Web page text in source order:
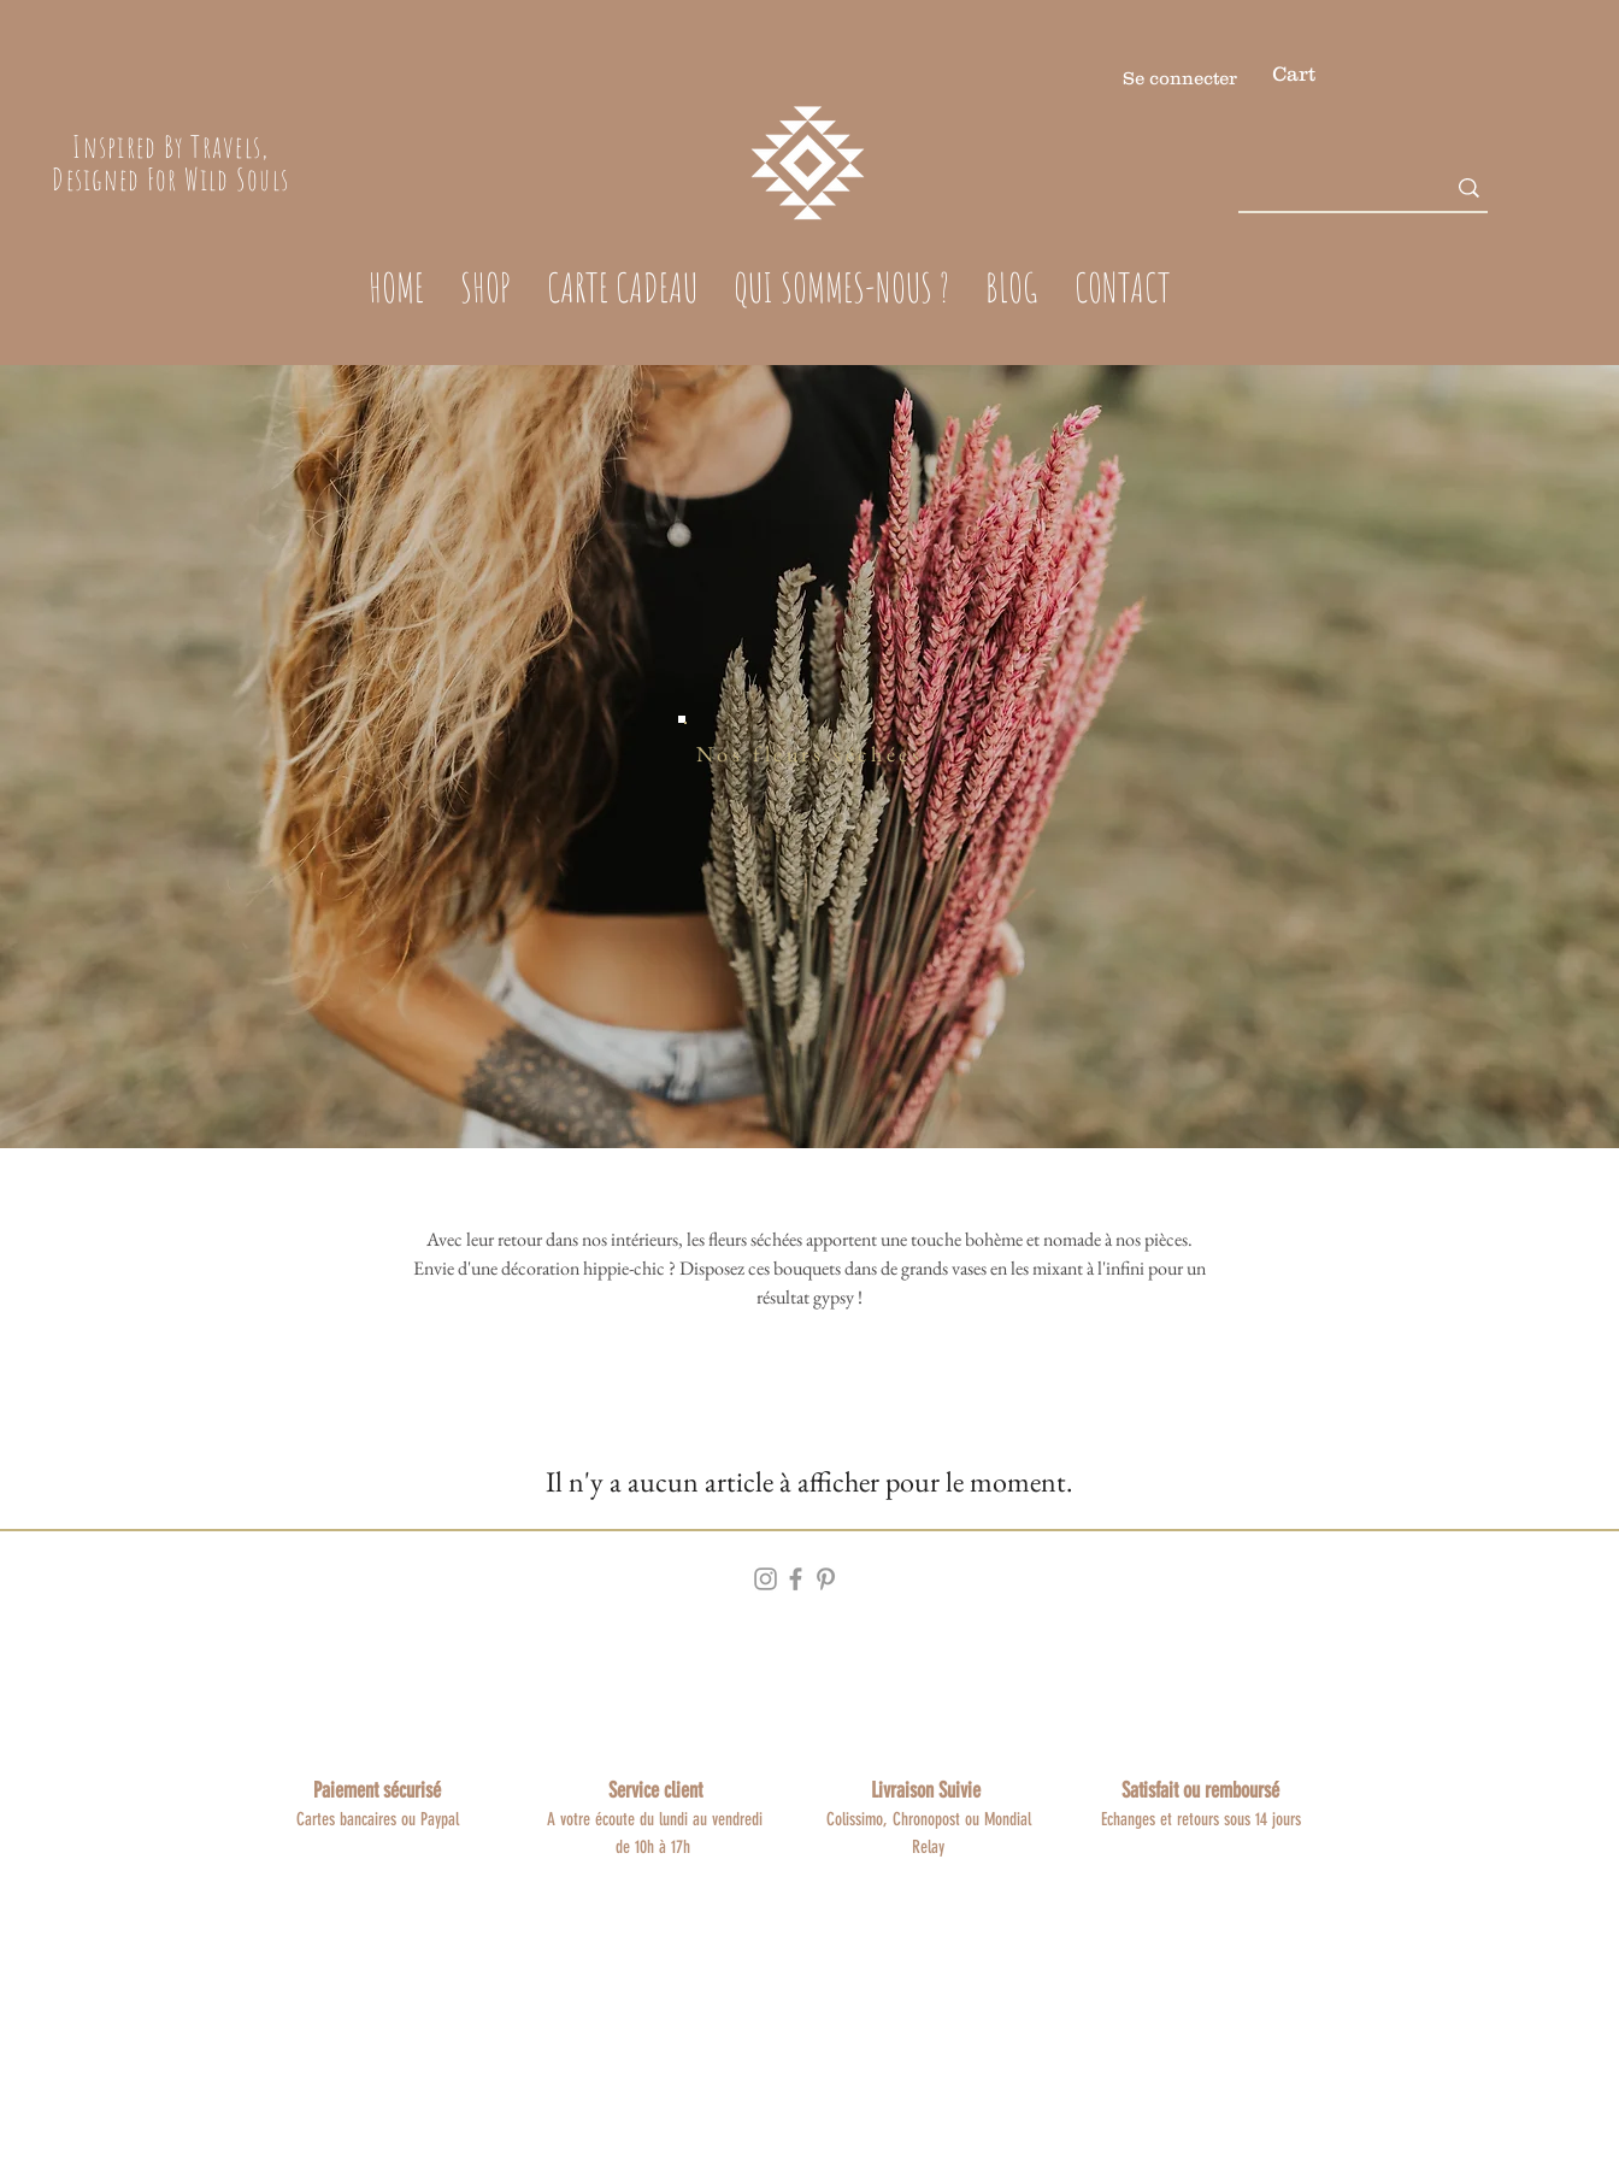
Inspired By Travels,
Designed For Wild Souls
Se connecter Cart
HOME SHOP CARTE CADEAU QUI SOMMES-NOUS ? BLOG CONTACT
Nos fleurs séchées
Avec leur retour dans nos intérieurs, les fleurs séchées apportent une touche bohème et nomade à nos pièces.
Envie d'une décoration hippie-chic ? Disposez ces bouquets dans de grands vases en les mixant à l'infini pour un
résultat gypsy !
Il n'y a aucun article à afficher pour le moment.
Paiement sécurisé
Cartes bancaires ou Paypal
Service client
A votre écoute du lundi au vendredi
de 10h à 17h
Livraison Suivie
Colissimo, Chronopost ou Mondial
Relay
Satisfait ou remboursé
Echanges et retours sous 14 jours